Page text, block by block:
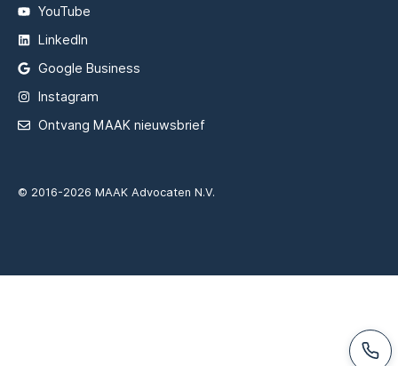
YouTube
LinkedIn
Google Business
Instagram
Ontvang MAAK nieuwsbrief
© 2016-2026 MAAK Advocaten N.V.